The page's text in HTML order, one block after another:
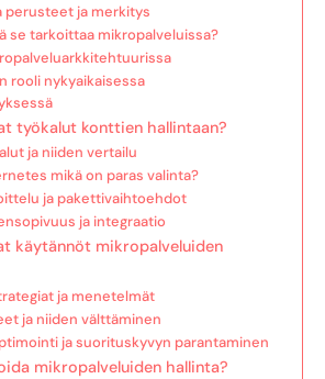
perusteet ja merkitys
se tarkoittaa mikropalveluissa?
rooli nykyaikaisessa
työkalut konttien hallintaan?
ja niiden vertailu
mikä on paras valinta?
ja pakettivaihtoehdot
ja integraatio
käytännöt mikropalveluiden
ja menetelmät
ja niiden välttäminen
ja suorituskyvyn parantaminen
mikropalveluiden hallinta?